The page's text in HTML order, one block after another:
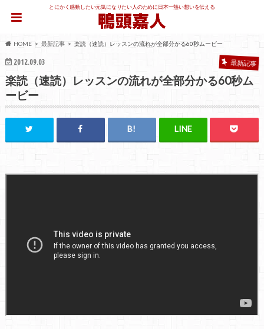
とにかく感動したい元気になりたい人のために日本一熱い想いを伝える
HOME 最新記事 楽読（速読）レッスンの流れが全部分かる60秒ムービー
2012.09.03 最新記事
楽読（速読）レッスンの流れが全部分かる60秒ム
ービー